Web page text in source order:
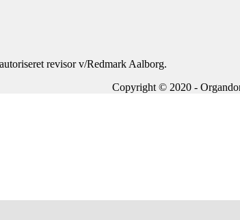
revisor v/Redmark Aalborg.
Copyright © 2020 -